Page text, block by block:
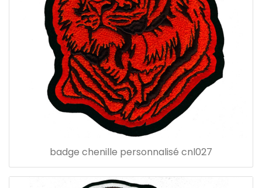
badge chenille personnalisé cnl027